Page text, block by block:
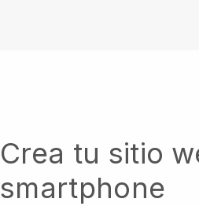
Crea tu sitio
smartphone